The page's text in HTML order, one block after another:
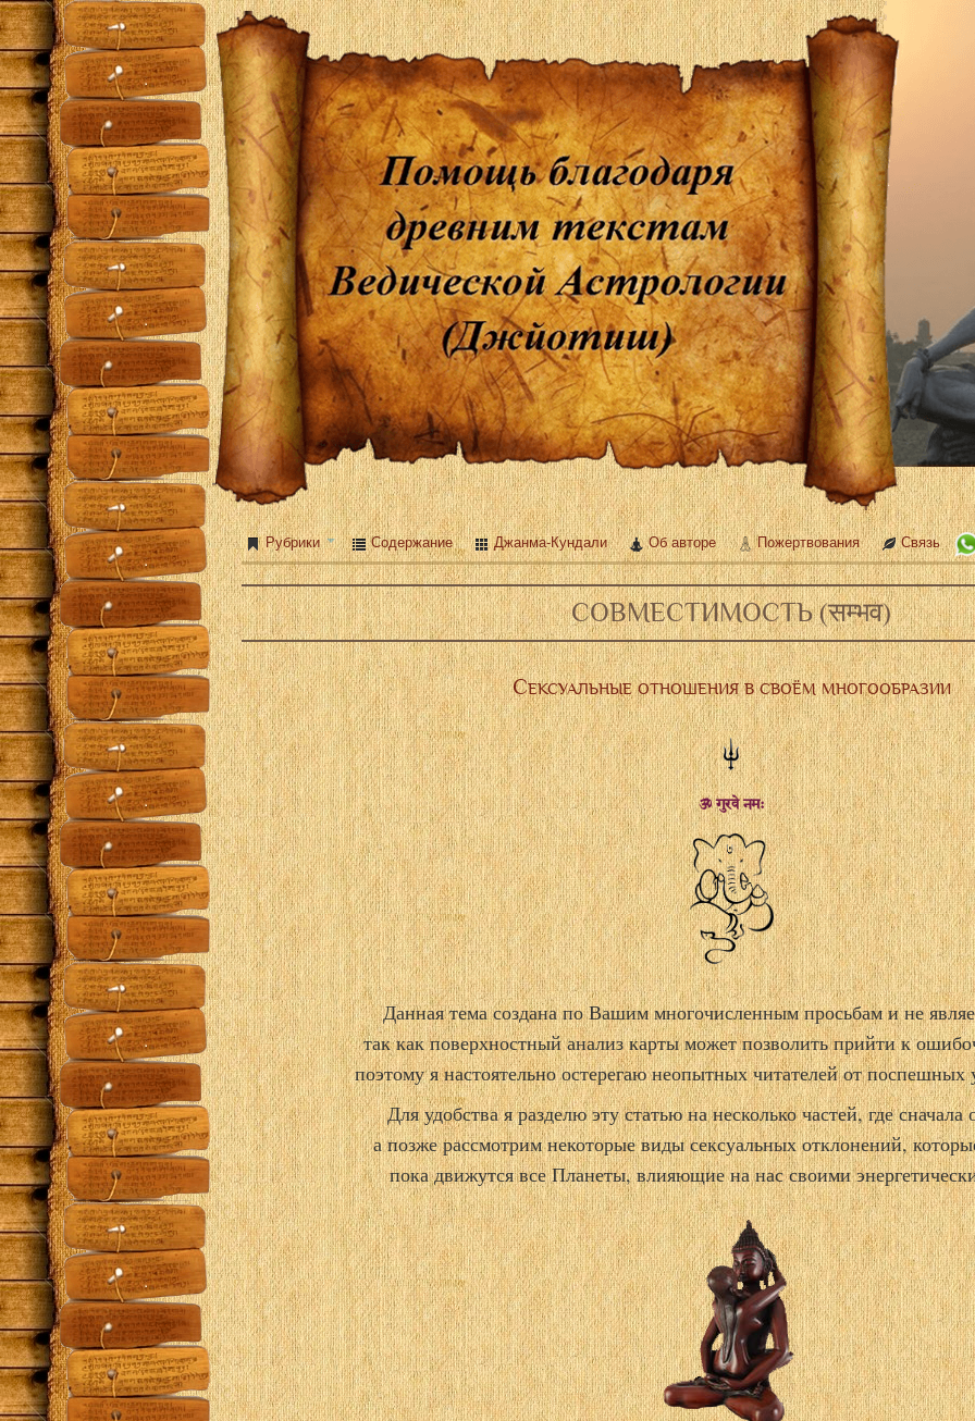
Рубрики Содержание Джанма-Кундали Об авторе Пожертвования Связь
СОВМЕСТИМОСТЬ (सम्भव)
Сексуальные отношения в своём многообразии
ॐ गुरवे नमः
Данная тема создана по Вашим многочисленным просьбам и не
так как поверхностный анализ карты может позволить прийти к
поэтому я настоятельно остерегаю неопытных читателей от
Для удобства я разделю эту статью на несколько частей, где
а позже рассмотрим некоторые виды сексуальных отклонений,
пока движутся все Планеты, влияющие на нас своими